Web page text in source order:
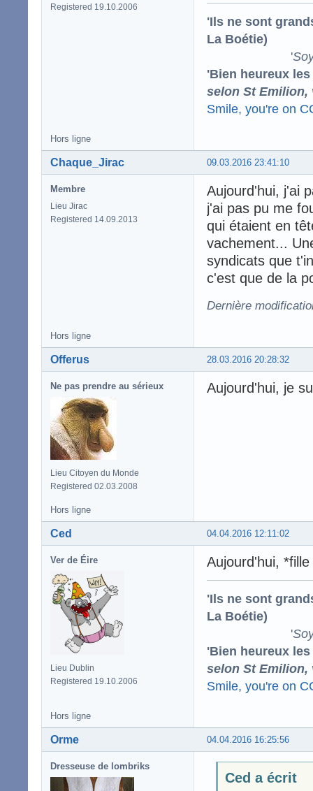
Registered 19.10.2006
'Ils ne sont
La Boétie)
'
'Bien heureux
selon St Emilion,
Smile, you're on
Hors ligne
09.03.2016 23:41:10
Chaque_Jirac
Membre
Lieu Jirac
Registered 14.09.2013
Aujourd'hui, j'ai
j'ai pas pu me
qui étaient en
vachement...
syndicats que
c'est que de la
Dernière
Hors ligne
28.03.2016 20:28:32
Offerus
Ne pas prendre au sérieux
Lieu Citoyen du Monde
Registered 02.03.2008
Aujourd'hui, je
Hors ligne
04.04.2016 12:11:02
Ced
Ver de Éire
Lieu Dublin
Registered 19.10.2006
Aujourd'hui,
'Ils ne sont
La Boétie)
'
'Bien heureux
selon St Emilion,
Smile, you're on
Hors ligne
04.04.2016 16:25:56
Orme
Dresseuse de lombriks
Ced a écrit